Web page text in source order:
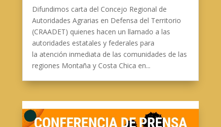
Difundimos carta del Concejo Regional de
Autoridades Agrarias en Defensa del Territorio
(CRAADET) quienes hacen un llamado a las
autoridades estatales y federales para
la atención inmediata de las comunidades de las
regiones Montaña y Costa Chica en...